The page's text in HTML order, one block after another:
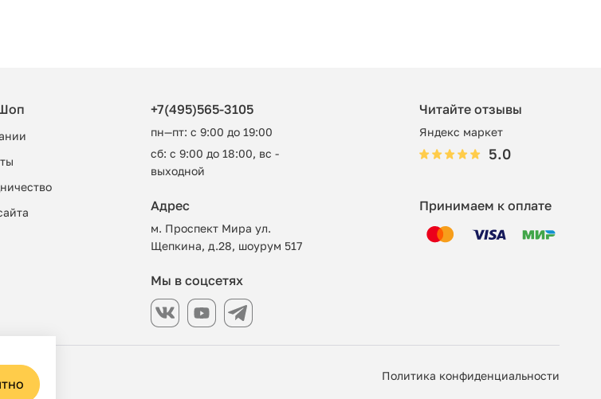
+7(495)565-3105
пн—пт: с 9:00 до 19:00
сб: с 9:00 до 18:00, вс -
выходной
Читайте отзывы
Яндекс маркет
5.0
Адрес
м. Проспект Мира ул.
Щепкина, д.28, шоурум 517
Принимаем к оплате
Мы в соцсетях
Политика конфиденциальности